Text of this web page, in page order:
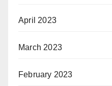
April 2023
March 2023
February 2023